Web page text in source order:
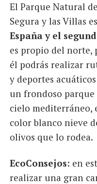
El Parque Natural
Segura y las Villas es
España y el
es propio del norte,
él podrás realizar
y deportes
un frondoso
cielo mediterráneo,
color blanco nieve
olivos que lo rodea.
EcoConsejos: en
realizar una gran